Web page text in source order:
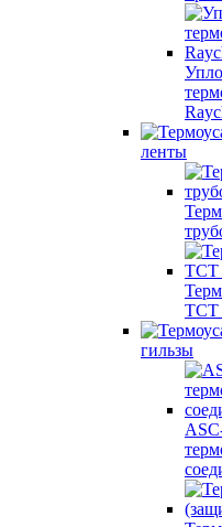
ленты
TCT
гильзы